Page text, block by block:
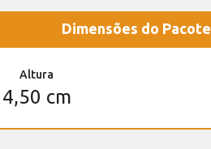
Dimensões do Pacote
Altura
4,50 cm